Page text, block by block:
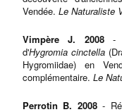
Vendée. Le Naturaliste
Vimpère J. 2008-
d'Hygromia cinctella
Hygromiidae) en
complémentaire. Le
Perrotin B. 2008-